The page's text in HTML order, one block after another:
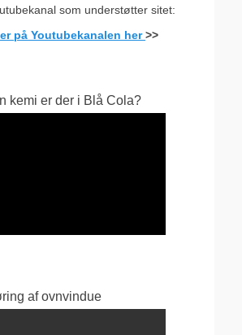
som understøtter sitet:
på Youtubekanalen her>>
kemi er der i Blå Cola?
af ovnvindue